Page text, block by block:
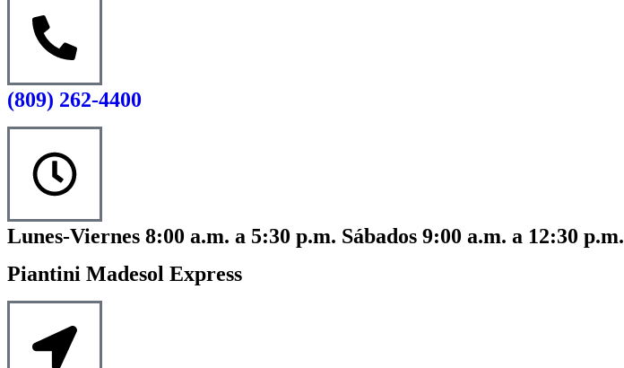
(809) 262-4400
Lunes-Viernes 8:00 a.m. a 5:30 p.m. Sábados 9:00 a.m. a 12:30 p.m.
Piantini Madesol Express